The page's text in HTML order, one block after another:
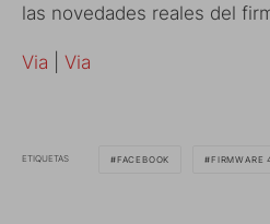
las novedades reales del
Via Via
ETIQUETAS FACEBOOK FIRMWARE